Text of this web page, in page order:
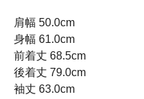
肩幅 50.0cm
身幅 61.0cm
前着丈 68.5cm
後着丈 79.0cm
袖丈 63.0cm